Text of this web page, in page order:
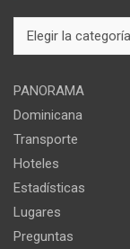
del
PANORAMA
Dominicana
Transporte
Hoteles
Estadísticas
Lugares
Preguntas